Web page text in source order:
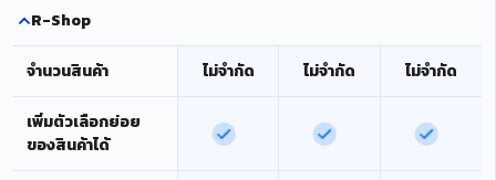
R-Shop
จำนวนสินค้า ไม่จำกัด ไม่จำกัด ไม่จำกัด
เพิ่มตัวเลือกย่อย
ของสินค้าได้